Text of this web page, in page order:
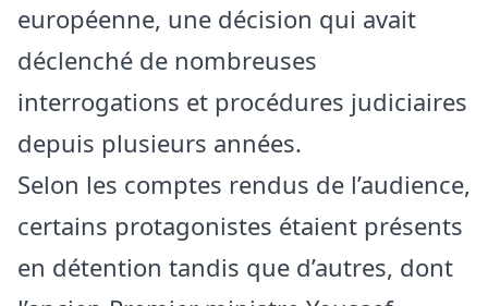
européenne, une décision qui avait
déclenché de nombreuses
interrogations et procédures judiciaires
depuis plusieurs années.
Selon les comptes rendus de l’audience,
certains protagonistes étaient présents
en détention tandis que d’autres, dont